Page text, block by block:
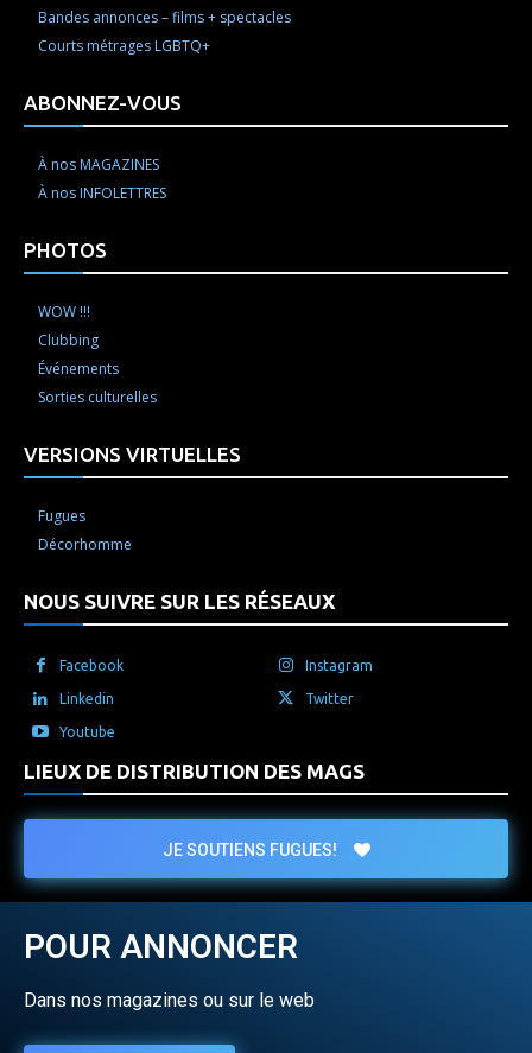
Bandes annonces – films + spectacles
Courts métrages LGBTQ+
ABONNEZ-VOUS
À nos MAGAZINES
À nos INFOLETTRES
PHOTOS
WOW !!!
Clubbing
Événements
Sorties culturelles
VERSIONS VIRTUELLES
Fugues
Décorhomme
NOUS SUIVRE SUR LES RÉSEAUX
Facebook Instagram
Linkedin Twitter
Youtube
LIEUX DE DISTRIBUTION DES MAGS
JE SOUTIENS FUGUES!
POUR ANNONCER
Dans nos magazines ou sur le web